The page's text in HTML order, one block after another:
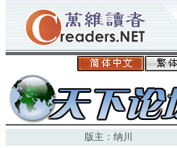
版主： 纳川